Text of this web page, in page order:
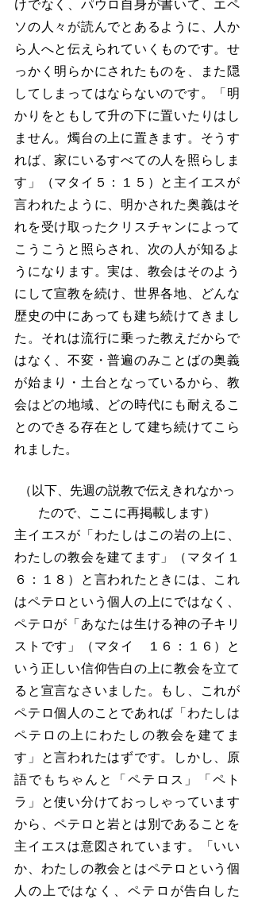
けでなく、パウロ自身が書いて、エペ
ソの人々が読んでとあるように、人か
ら人へと伝えられていくものです。せ
っかく明らかにされたものを、また隠
してしまってはならないのです。「明
かりをともして升の下に置いたりはし
ません。燭台の上に置きます。そうす
れば、家にいるすべての人を照らしま
す」（マタイ５：１５）と主イエスが
言われたように、明かされた奥義はそ
れを受け取ったクリスチャンによって
こうこうと照らされ、次の人が知るよ
うになります。実は、教会はそのよう
にして宣教を続け、世界各地、どんな
歴史の中にあっても建ち続けてきまし
た。それは流行に乗った教えだからで
はなく、不変・普遍のみことばの奥義
が始まり・土台となっているから、教
会はどの地域、どの時代にも耐えるこ
とのできる存在として建ち続けてこら
れました。
（以下、先週の説教で伝えきれなかっ
たので、ここに再掲載します）
主イエスが「わたしはこの岩の上に、
わたしの教会を建てます」（マタイ１
６：１８）と言われたときには、これ
はペテロという個人の上にではなく、
ペテロが「あなたは生ける神の子キリ
ストです」（マタイ　１６：１６）と
いう正しい信仰告白の上に教会を立て
ると宣言なさいました。もし、これが
ペテロ個人のことであれば「わたしは
ペテロの上にわたしの教会を建てま
す」と言われたはずです。しかし、原
語でもちゃんと「ペテロス」「ペト
ラ」と使い分けておっしゃっています
から、ペテロと岩とは別であることを
主イエスは意図されています。「いい
か、わたしの教会とはペテロという個
人の上ではなく、ペテロが告白した